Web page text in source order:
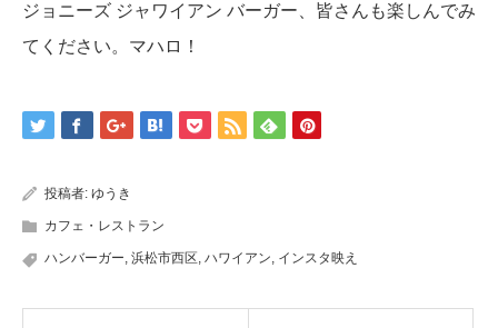
ジョニーズ ジャワイアン バーガー、皆さんも楽しんでみ
てください。マハロ！
投稿者: ゆうき
カフェ・レストラン
ハンバーガー, 浜松市西区, ハワイアン, インスタ映え